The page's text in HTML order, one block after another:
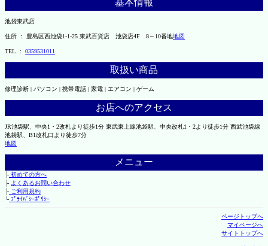
基本情報
池袋東武店
住所 ： 豊島区西池袋1-1-25 東武百貨店 池袋店4F 8～10番地地図
TEL ： 0359531011
取扱い商品
修理診断 | パソコン | 携帯電話 | 家電 | エアコン | ゲーム
お店へのアクセス
JR池袋駅、中央1・2改札より徒歩1分 東武東上線池袋駅、中央改札1・2より徒歩1分 西武池袋線
池袋駅、B1改札口より徒歩7分
地図
メニュー
├初めての方へ
├ よくあるお問い合わせ
├ご利用規約
└ﾌﾟﾗｲﾊﾞｼｰﾎﾟﾘｼｰ
ページトップへ
マイページへ
サイトトップへ